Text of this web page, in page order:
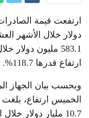
ارتفاع قدرها 118.7%.
وبحسب بيان الجهاز
الخميس ارتفاع،